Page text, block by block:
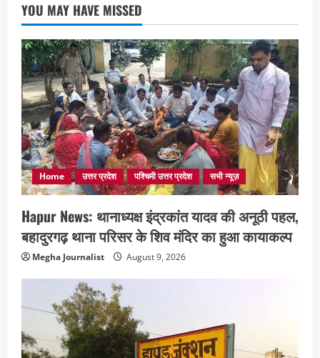
YOU MAY HAVE MISSED
Home उत्तर प्रदेश पश्चिमी उत्तर प्रदेश सभी न्यूज़
Hapur News: थानाध्यक्ष इंद्रकांत यादव की अनूठी पहल,
बहादुरगढ़ थाना परिसर के शिव मंदिर का हुआ कायाकल्प
Megha Journalist August 9, 2026